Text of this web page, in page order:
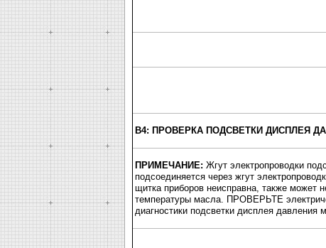
B4: ПРОВЕРКА ПОДСВЕТКИ ДИСПЛЕЯ
ПРИМЕЧАНИЕ: Жгут электропроводки
подсоединяется через жгут
щитка приборов неисправна, также может
температуры масла. ПРОВЕРЬТЕ
диагностики подсветки дисплея давления